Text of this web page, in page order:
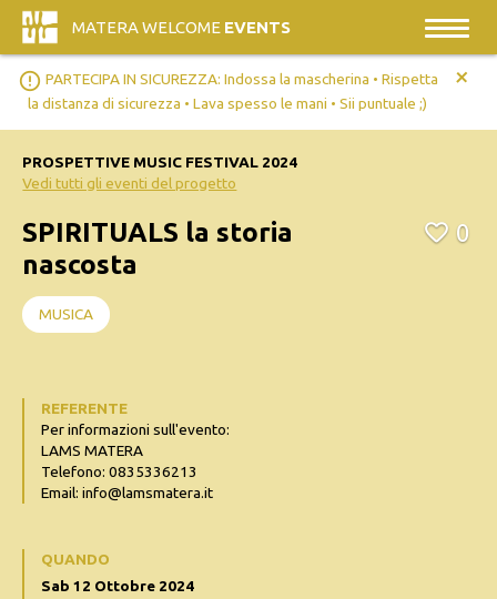
MATERA WELCOME EVENTS
error_outline PARTECIPA IN SICUREZZA: Indossa la mascherina • Rispetta
la distanza di sicurezza • Lava spesso le mani • Sii puntuale ;)
+
PROSPETTIVE MUSIC FESTIVAL 2024
Vedi tutti gli eventi del progetto
SPIRITUALS la storia
nascosta
0
MUSICA
REFERENTE
Per informazioni sull'evento:
LAMS MATERA
Telefono: 0835336213
Email: info@lamsmatera.it
QUANDO
Sab 12 Ottobre 2024